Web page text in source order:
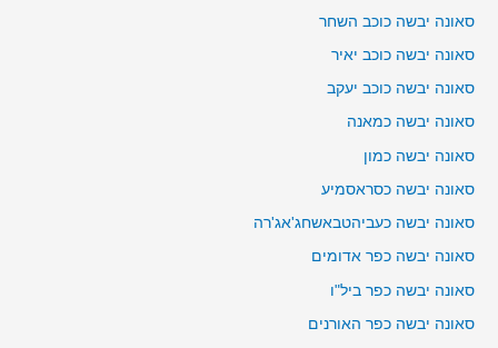
סאונה יבשה כוכב השחר
סאונה יבשה כוכב יאיר
סאונה יבשה כוכב יעקב
סאונה יבשה כמאנה
סאונה יבשה כמון
סאונה יבשה כסראסמיע
סאונה יבשה כעביהטבאשחג'אג'רה
סאונה יבשה כפר אדומים
סאונה יבשה כפר ביל"ו
סאונה יבשה כפר האורנים